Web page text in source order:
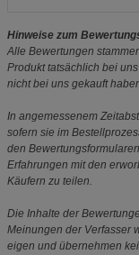
Hinweise zum
Alle Bewertungen
Produkt tatsächlich bei
nicht bei uns gekauft
In angemessenem
sofern sie im
den
Erfahrungen mit den
Käufern zu teilen.
Die Inhalte der
Meinungen der Verfasser
eigen und übernehmen